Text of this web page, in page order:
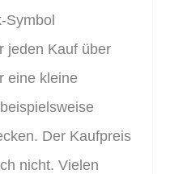
Symbol
jeden Kauf über
eine kleine
Der Kaufpreis
nicht. Vielen